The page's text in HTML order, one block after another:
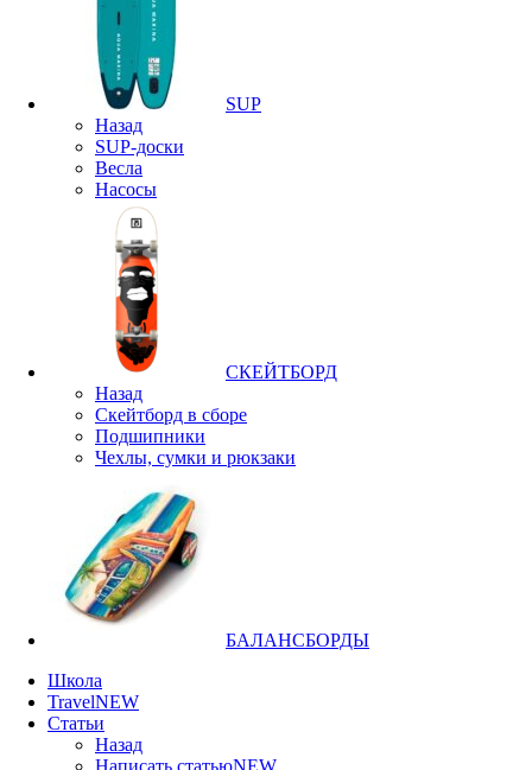
SUP
Назад
SUP-доски
Весла
Насосы
СКЕЙТБОРД
Назад
Скейтборд в сборе
Подшипники
Чехлы, сумки и рюкзаки
БАЛАНСБОРДЫ
Школа
TravelNEW
Статьи
Назад
Написать статьюNEW